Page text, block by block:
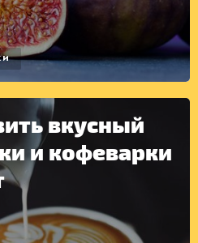
вкусный
и кофеварки